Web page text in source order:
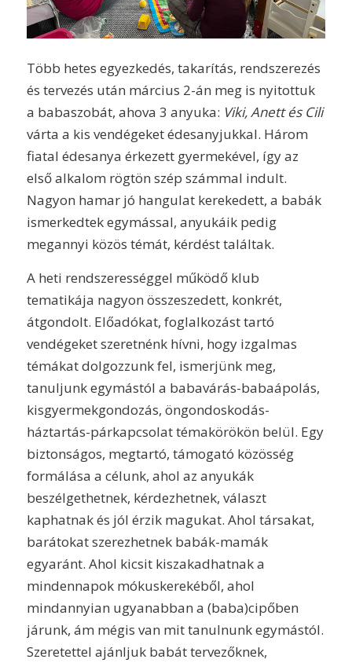
Több hetes egyezkedés, takarítás, rendszerezés
és tervezés után március 2-án meg is nyitottuk
a babaszobát, ahova 3 anyuka: Viki, Anett és Cili
várta a kis vendégeket édesanyjukkal. Három
fiatal édesanya érkezett gyermekével, így az
első alkalom rögtön szép számmal indult.
Nagyon hamar jó hangulat kerekedett, a babák
ismerkedtek egymással, anyukáik pedig
megannyi közös témát, kérdést találtak.
A heti rendszerességgel működő klub
tematikája nagyon összeszedett, konkrét,
átgondolt. Előadókat, foglalkozást tartó
vendégeket szeretnénk hívni, hogy izgalmas
témákat dolgozzunk fel, ismerjünk meg,
tanuljunk egymástól a babavárás-babaápolás,
kisgyermekgondozás, öngondoskodás-
háztartás-párkapcsolat témakörökön belül. Egy
biztonságos, megtartó, támogató közösség
formálása a célunk, ahol az anyukák
beszélgethetnek, kérdezhetnek, választ
kaphatnak és jól érzik magukat. Ahol társakat,
barátokat szerezhetnek babák-mamák
egyaránt. Ahol kicsit kiszakadhatnak a
mindennapok mókuskerekéből, ahol
mindannyian ugyanabban a (baba)cipőben
járunk, ám mégis van mit tanulnunk egymástól.
Szeretettel ajánljuk babát tervezőknek,